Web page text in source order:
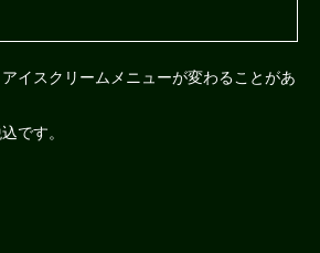
イスクリームメニューが変わることがあ
です。